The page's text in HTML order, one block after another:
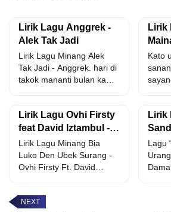
Lirik Lagu Anggrek -
Alek Tak Jadi
Lirik Lagu Minang Alek
Tak Jadi - Anggrek. hari di
takok mananti bulan ka
Lirik
Kato
Lirik Lagu Ovhi Firsty
feat David Iztambul -
Bia Luko Den Ubek
Surang
Lirik Lagu Minang Bia
Luko Den Ubek Surang -
Ovhi Firsty Ft. David
Lirik
Lagu